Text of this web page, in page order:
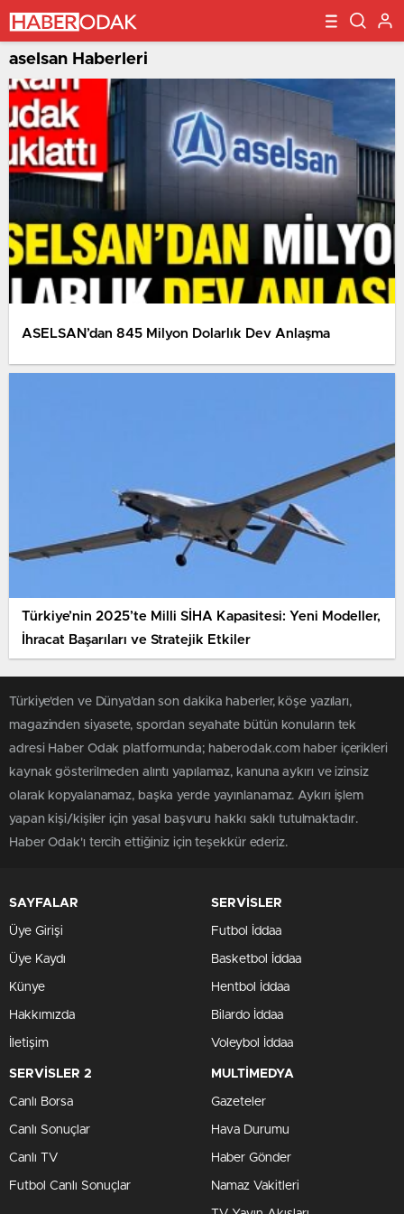
aselsan Haberleri
ASELSAN’dan 845 Milyon Dolarlık Dev Anlaşma
Türkiye’nin 2025’te Milli SİHA Kapasitesi: Yeni Modeller,
İhracat Başarıları ve Stratejik Etkiler
Türkiye'den ve Dünya’dan son dakika haberler, köşe yazıları,
magazinden siyasete, spordan seyahate bütün konuların tek
adresi Haber Odak platformunda; haberodak.com haber içerikleri
kaynak gösterilmeden alıntı yapılamaz, kanuna aykırı ve izinsiz
olarak kopyalanamaz, başka yerde yayınlanamaz. Aykırı işlem
yapan kişi/kişiler için yasal başvuru hakkı saklı tutulmaktadır.
Haber Odak'ı tercih ettiğiniz için teşekkür ederiz.
SAYFALAR
Üye Girişi
Üye Kaydı
Künye
Hakkımızda
İletişim
SERVİSLER
Futbol İddaa
Basketbol İddaa
Hentbol İddaa
Bilardo İddaa
Voleybol İddaa
SERVİSLER 2
Canlı Borsa
Canlı Sonuçlar
Canlı TV
Futbol Canlı Sonuçlar
MULTİMEDYA
Gazeteler
Hava Durumu
Haber Gönder
Namaz Vakitleri